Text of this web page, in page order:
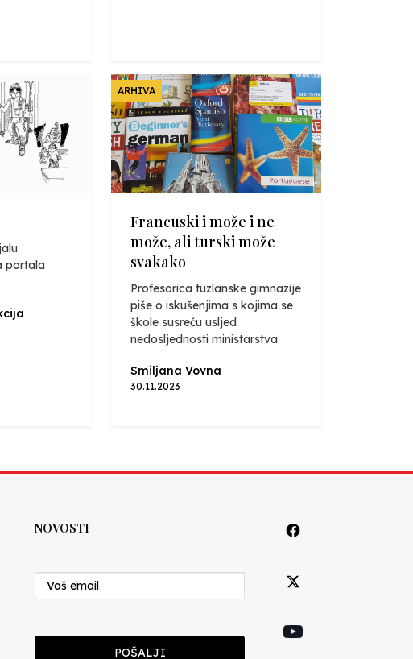
portala
ARHIVA
Francuski i može i ne
može, ali turski može
svakako
Profesorica tuzlanske gimnazije
piše o iskušenjima s kojima se
škole susreću usljed
nedosljednosti ministarstva.
Smiljana Vovna
30.11.2023
NOVOSTI
POŠALJI